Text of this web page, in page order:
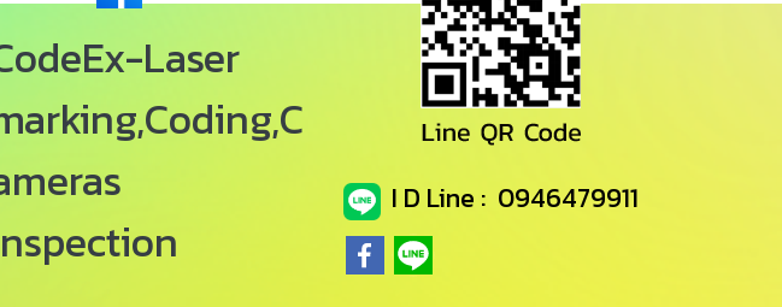
Laser
I D Line : 0946479911